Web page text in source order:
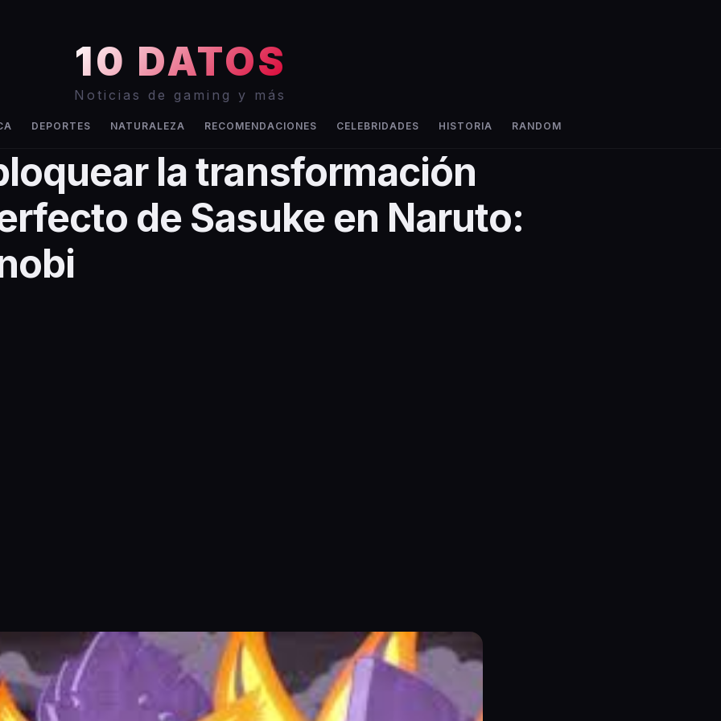
10 DATOS
Noticias de gaming y más
DEPORTES NATURALEZA RECOMENDACIONES CELEBRIDADES HISTORIA RANDOM
la transformación
de Sasuke en Naruto: